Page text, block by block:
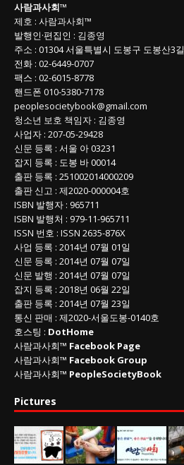
목
록
사람과사회™
제호 : 사람과사회™
발행인·편집인 : 김종영
주소 : 01304서울특별시 도봉구 도봉산3길
전화 : 02-6449-0707
팩스 : 02-6015-8778
핸드폰 010-5380-7178
peoplesocietybook@gmail.com
청소년 보호 책임자 : 김종영
사업자 : 207-05-29428
신문 등록 : 서울 아 03231
잡지 등록 : 도봉 바 00014
출판 등록 : 251002014000209
출판 신고 : 제2020-000004호
ISBN 발행자 : 965711
ISBN 발행처 : 979-11-965711
ISSN 번호 : ISSN 2635-876X
사업 등록 : 2014년 07월 01일
신문 등록 : 2014년 07월 07일
신문 발행 : 2014년 07월 07일
잡지 등록 : 2018년 06월 22일
출판 등록 : 2014년 07월 23일
통신 판매 : 제2020-서울도봉-0140호
호스팅 : DotHome
사람과사회™ Facebook Page
사람과사회™ Facebook Group
사람과사회™ PeopleSocietyBook
Pictures